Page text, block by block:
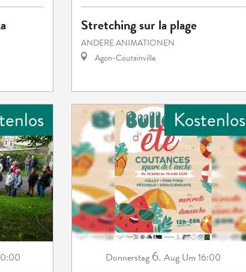
Stretching sur la plage
ANDERE ANIMATIONEN
Agon-Coutainville
Kostenlos
Donnerstag 6. Aug Um 16:00